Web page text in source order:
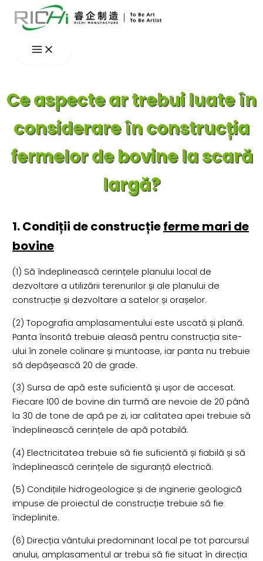
Skip
Ce aspecte ar trebui luate în
considerare în construcția
fermelor de bovine la scară
largă?
1. Condiții de construcțieferme mari de
bovine
(1) Să îndeplinească cerințele planului local de
dezvoltare a utilizării terenurilor și ale planului de
construcție și dezvoltare a satelor și orașelor.
(2) Topografia amplasamentului este uscată și plană.
Panta însorită trebuie aleasă pentru construcția site-
ului în zonele colinare și muntoase, iar panta nu trebuie
să depășească 20 de grade.
(3) Sursa de apă este suficientă și ușor de accesat.
Fiecare 100 de bovine din turmă are nevoie de 20 până
la 30 de tone de apă pe zi, iar calitatea apei trebuie să
îndeplinească cerințele de apă potabilă.
(4) Electricitatea trebuie să fie suficientă și fiabilă și să
îndeplinească cerințele de siguranță electrică.
(5) Condițiile hidrogeologice și de inginerie geologică
impuse de proiectul de construcție trebuie să fie
îndeplinite.
(6) Direcția vântului predominant local pe tot parcursul
anului, amplasamentul ar trebui să fie situat în direcția